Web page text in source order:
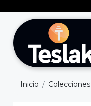
Inicio Colecciones